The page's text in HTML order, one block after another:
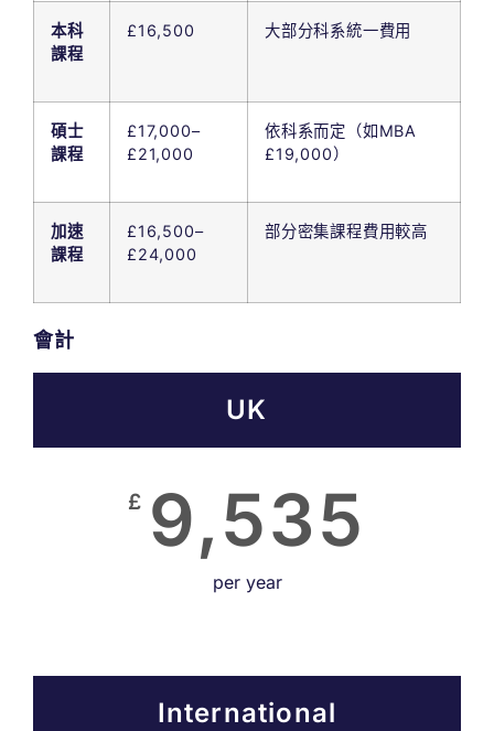
本科
課程
£16,500 大部分科系統一費用
碩士
課程
£17,000–
£21,000
依科系而定（如MBA
£19,000）
加速
課程
£16,500–
£24,000
部分密集課程費用較高
會計
UK
£ 9,535
per year
International